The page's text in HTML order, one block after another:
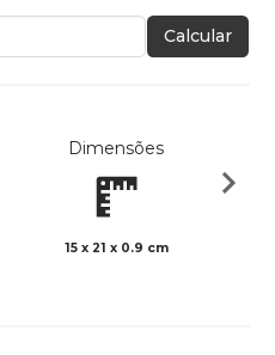
Calcular
Dimensões
15 x 21 x 0.9 cm